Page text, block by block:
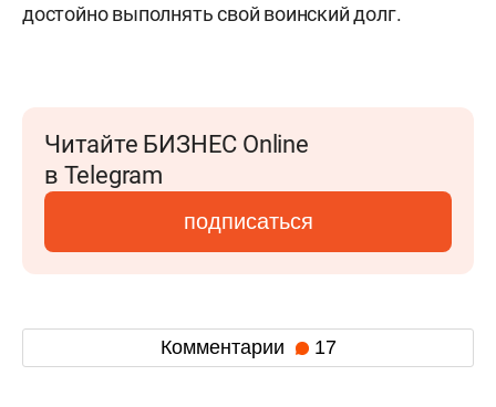
достойно выполнять свой воинский долг.
Читайте БИЗНЕС Online
в Telegram
подписаться
Комментарии 17